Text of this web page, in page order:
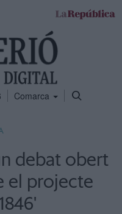
Comarca
debat obert
el projecte